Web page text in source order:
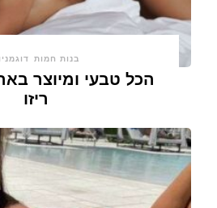
בנות חמות
הכל טבעי ומיוצר
ריזו